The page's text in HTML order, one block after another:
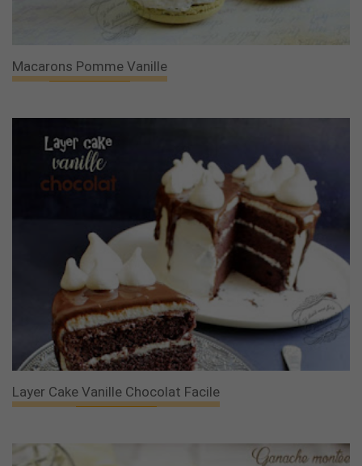
Macarons Pomme Vanille
Layer Cake Vanille Chocolat Facile